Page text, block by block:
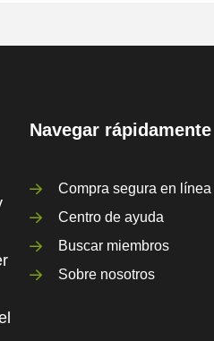
Navegar rápidamente
Compra segura en
Centro de ayuda
Buscar miembros
Sobre nosotros